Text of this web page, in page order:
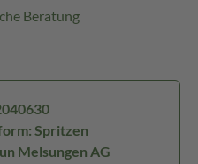
Beratung
Spritzen
Melsungen AG